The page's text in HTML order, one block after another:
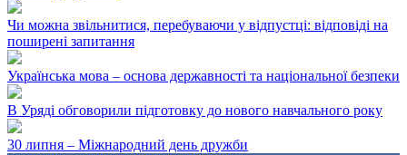
Чи можна звільнитися, перебуваючи у відпустці: відповіді на
поширені запитання
Українська мова – основа державності та національної безпеки
В Уряді обговорили підготовку до нового навчального року
30 липня – Міжнародний день дружби